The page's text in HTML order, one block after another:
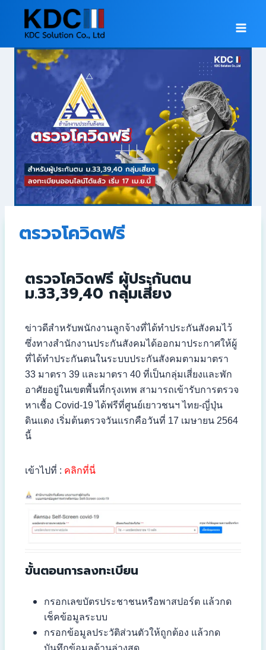
ตรวจโควิดฟรี
ตรวจโควิดฟรี ผู้ประกันตน
ม.33,39,40 กลุ่มเสี่ยง
ข่าวดีสำหรับพนักงานลูกจ้างที่ได้ทำประกันสังคมไว้
ซึ่งทางสำนักงานประกันสังคมได้ออกมาประกาศให้ผู้
ที่ได้ทำประกันตนในระบบประกันสังคมตามมาตรา
33 มาตรา 39 และมาตรา 40 ที่เป็นกลุ่มเสี่ยงและพัก
อาศัยอยู่ในเขตพื้นที่กรุงเทพ สามารถเข้ารับการตรวจ
หาเชื้อ Covid-19 ได้ฟรีที่ศูนย์เยาวชนฯ ไทย-ญี่ปุ่น
ดินแดง เริ่มต้นตรวจวันแรกคือวันที่ 17 เมษายน 2564
นี้
เข้าไปที่ : คลิกที่นี่
ขั้นตอนการลงทะเบียน
กรอกเลขบัตรประชาชนหรือพาสปอร์ต แล้วกด
เช็คข้อมูลระบบ
กรอกข้อมูลประวัติส่วนตัวให้ถูกต้อง แล้วกด